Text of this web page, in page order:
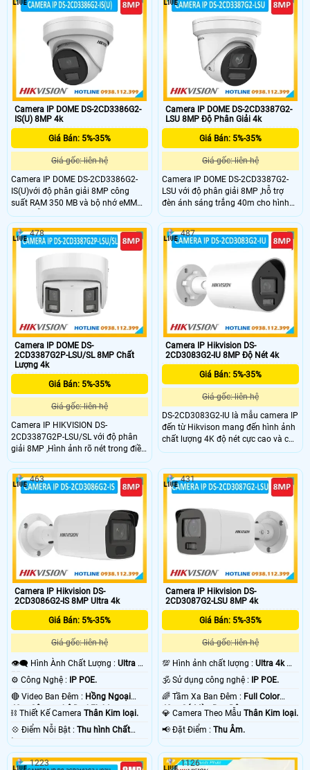
con người và phương tiện,tích hợp
thẻ nhớ 512G,giúp giảm thiểu báo
động giả.
chuẩn IP67.tích hợp mic thu âm ,
phân loại con người và phương tiện
Hỗ trợ thẻ nhớ SD 512GB rất tiện lợi
cho các khu vực giám sát.
Camera IP DOME DS-2CD3386G2-
IS(U) 8MP 4k
Giá Bán: 5%-35%
Giá gốc: liên hệ
Camera IP DOME DS-2CD3386G2-
IS(U)với độ phân giải 8MP công
suất RAM 350 MB và bộ nhớ eMMC
2 GB ,hỗ trợ hồng ngoại ban đêm
40m công nghệ DarkFighter cho
hình ảnh chất lượng khi ánh sáng
yếu, hỗ trợ thẻ nhớ 512G , phân loại
con người và phương tiện.
Camera IP DOME DS-2CD3387G2-
LSU 8MP Độ Phân Giải 4k
Giá Bán: 5%-35%
Giá gốc: liên hệ
Camera IP DOME DS-2CD3387G2-
LSU với độ phân giải 8MP ,hỗ trợ
đèn ánh sáng trắng 40m cho hình
ảnh có màu ban đêm 24/7 khi thiếu
ánh sáng, hỗ trợ thẻ nhớ 512G ,
phân loại con người và phương
tiện,tích hợp ghi âm thanh,phát Hiện
Chuyển Động và Cảnh Báo ,tự động
gửi cảnh báo qua email hoặc ứng
dụng di động.
Camera IP DOME DS-
2CD3387G2P-LSU/SL 8MP Chất
Lượng 4k
Giá Bán: 5%-35%
Giá gốc: liên hệ
Camera IP HIKVISION DS-
2CD3387G2P-LSU/SL với độ phân
giải 8MP ,Hình ảnh rõ nét trong điều
kiện ánh sáng ngược mạnh nhờ
công nghệ Full color,Hỗ trợ đèn ánh
sáng trắng 40m phân loại con
người và phương tiện,Hỗ trợ thẻ nhớ
Micro SD 512GB Đèn nhấp nháy và
báo động âm thanh để cảnh báo kẻ
xâm nhập,Chống nước và bụi
(IP67).
478
Camera IP Hikvision DS-
2CD3083G2-IU 8MP Độ Nét 4k
Giá Bán: 5%-35%
Giá gốc: liên hệ
DS-2CD3083G2-IU là mẫu camera IP
đến từ Hikvison mang đến hình ảnh
chất lượng 4K độ nét cực cao và chi
tiết qua từng khung hình. Ngoài ra
giúp phát hiện phân biệt người và
phương tiện độ chính xác cao, trang
bị micrô ghi lại âm thanh rõ ràng,
thiết kế với chuẩn bảo vệ IP 67
chống nước, bụi hiệu quả
487
Camera IP Hikvision DS-
2CD3086G2-IS 8MP Ultra 4k
Giá Bán: 5%-35%
Giá gốc: liên hệ
👁️‍🗨 Hình Ành Chất Lượng : Ultra 4k
👍🏾 .
⚙ Công Nghệ :
IP POE.
🔴 Video Ban Đêm : Hồng Ngoại
40m Công nghệ DarkFighter.
⛓ Thiết Kế Camera Thân Kim loại.
️💠 Điểm Nỗi Bật : Thu hình Chất
463
Camera IP Hikvision DS-
2CD3087G2-LSU 8MP 4k
Giá Bán: 5%-35%
Giá gốc: liên hệ
💯 Hình ảnh chất lượng :Ultra 4k 👍🏾
🕉️ Sử dụng công nghệ :
IP POE.
🌈 Tầm Xa Ban Đêm : Full Color
40m Có Màu Ban Ðêm.
💎 Camera Theo MẫuThân Kim loại.
️📢 Đặt Điểm :Thu Âm.
431
1223 1126